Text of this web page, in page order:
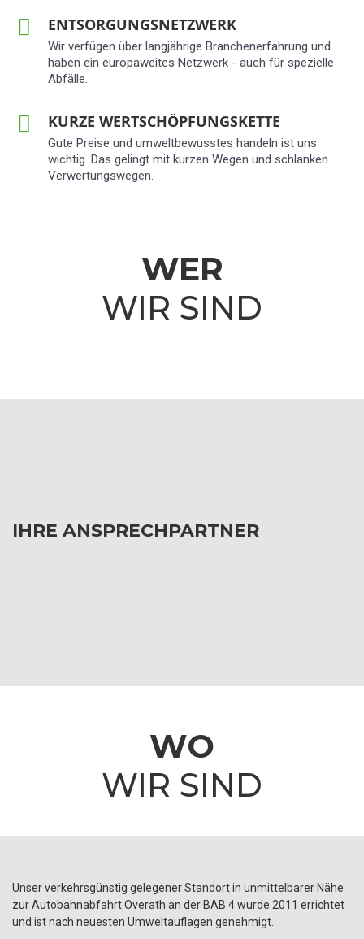
ENTSORGUNGSNETZWERK
Wir verfügen über langjährige Branchenerfahrung und
haben ein europaweites Netzwerk - auch für spezielle
Abfälle.
KURZE WERTSCHÖPFUNGSKETTE
Gute Preise und umweltbewusstes handeln ist uns
wichtig. Das gelingt mit kurzen Wegen und schlanken
Verwertungswegen.
WER
WIR SIND
IHRE ANSPRECHPARTNER
WO
WIR SIND
Unser verkehrsgünstig gelegener Standort in unmittelbarer Nähe
zur Autobahnabfahrt Overath an der BAB 4 wurde 2011 errichtet
und ist nach neuesten Umweltauflagen genehmigt.